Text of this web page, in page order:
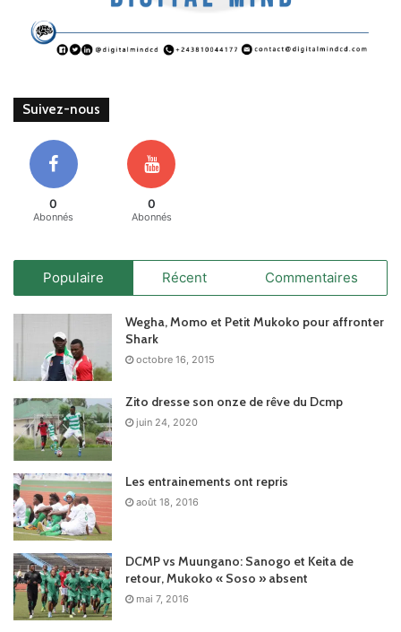
Suivez-nous
0
Abonnés
0
Abonnés
Populaire Récent Commentaires
Wegha, Momo et Petit Mukoko pour affronter
Shark
octobre 16, 2015
Zito dresse son onze de rêve du Dcmp
juin 24, 2020
Les entrainements ont repris
août 18, 2016
DCMP vs Muungano: Sanogo et Keita de
retour, Mukoko « Soso » absent
mai 7, 2016